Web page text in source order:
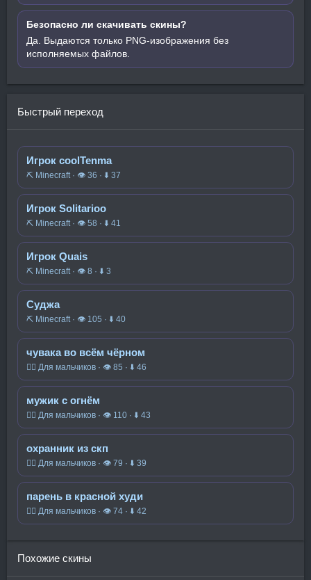
Безопасно ли скачивать скины?
Да. Выдаются только PNG-изображения без
исполняемых файлов.
Быстрый переход
Игрок coolTenma
⛏️ Minecraft · 👁 36 · ⬇ 37
Игрок Solitarioo
⛏️ Minecraft · 👁 58 · ⬇ 41
Игрок Quais
⛏️ Minecraft · 👁 8 · ⬇ 3
Суджа
⛏️ Minecraft · 👁 105 · ⬇ 40
чувака во всём чёрном
🧍‍♂️ Для мальчиков · 👁 85 · ⬇ 46
мужик с огнём
🧍‍♂️ Для мальчиков · 👁 110 · ⬇ 43
охранник из скп
🧍‍♂️ Для мальчиков · 👁 79 · ⬇ 39
парень в красной худи
🧍‍♂️ Для мальчиков · 👁 74 · ⬇ 42
Похожие скины